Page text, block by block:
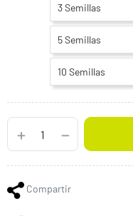
3 Semillas
5 Semillas
10 Semillas
Compartir